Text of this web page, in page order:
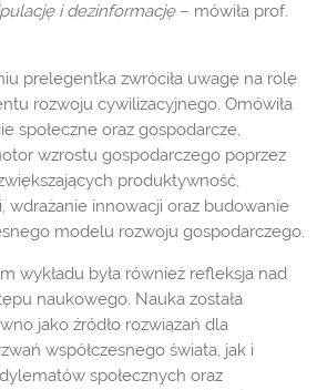
i dezinformację– mówiła prof.
prelegentka zwróciła uwagę na rolę
rozwoju cywilizacyjnego. Omówiła
społeczne oraz gospodarcze,
wzrostu gospodarczego poprzez
produktywność,
wdrażanie innowacji oraz budowanie
modelu rozwoju gospodarczego.
wykładu była również refleksja nad
naukowego. Nauka została
jako źródło rozwiązań dla
współczesnego świata, jak i
społecznych oraz